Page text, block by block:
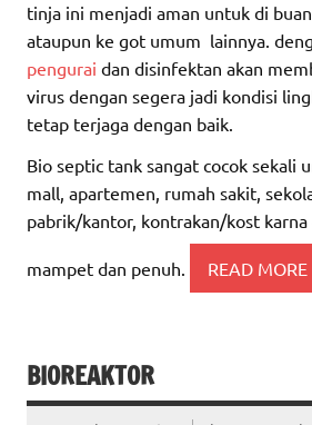
tinja ini menjadi aman untuk di
ataupun ke got umum lainnya.
pengurai dan disinfektan akan
virus dengan segera jadi kondisi
tetap terjaga dengan baik.
Bio septic tank sangat cocok sekali
mall, apartemen, rumah sakit,
pabrik/kantor, kontrakan/kost
mampet dan penuh. READ MORE
BIOREAKTOR